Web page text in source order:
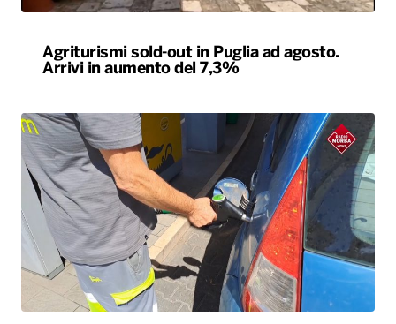
Agriturismi sold-out in Puglia ad agosto.
Arrivi in aumento del 7,3%